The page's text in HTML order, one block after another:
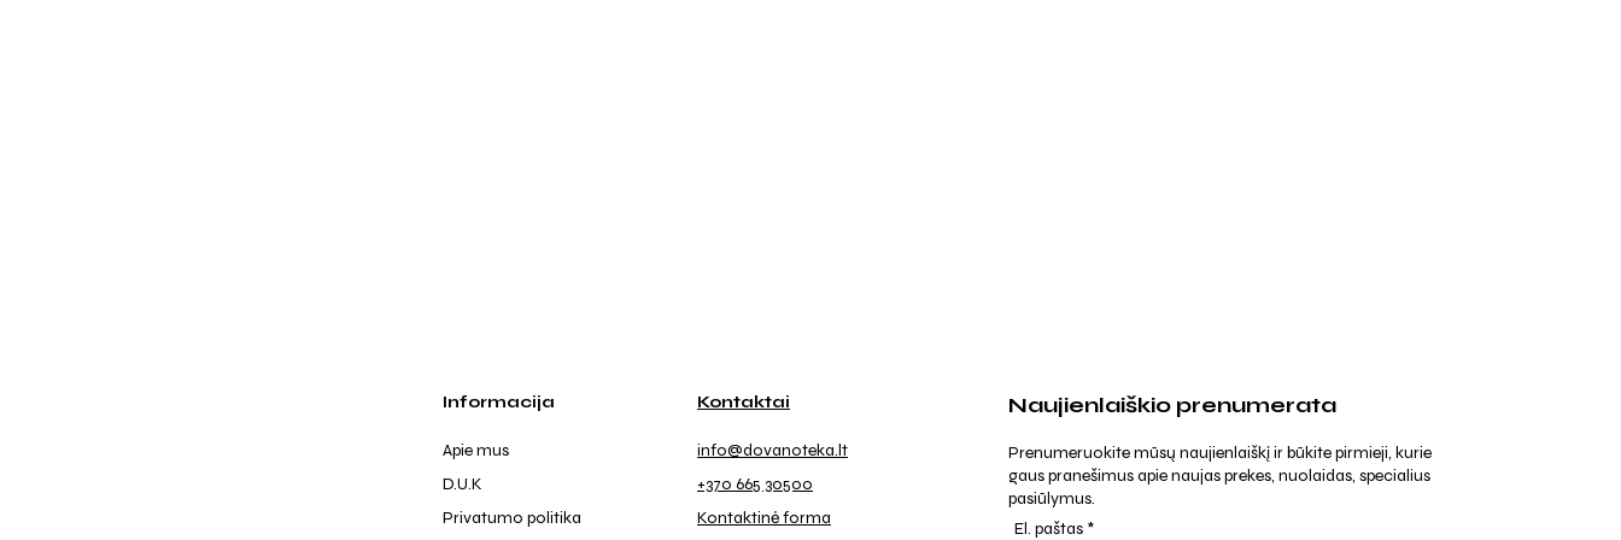
Informacija
Apie mus
D.U.K
Privatumo politika
Kontaktai
info@dovanoteka.lt
+370 665 30500
Kontaktinė forma
Naujienlaiškio prenumerata
Prenumeruokite mūsų naujienlaiškį ir būkite pirmieji, kurie
gaus pranešimus apie naujas prekes, nuolaidas, specialius
pasiūlymus.
El. paštas